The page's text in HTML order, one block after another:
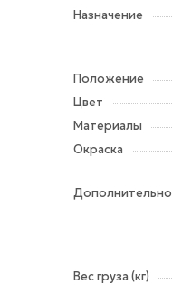
Назначение
Положение
Цвет
Материалы
Окраска
Дополнительно
Вес груза (кг)